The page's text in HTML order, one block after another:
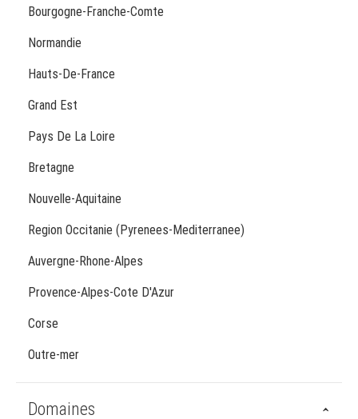
Bourgogne-Franche-Comte
Normandie
Hauts-De-France
Grand Est
Pays De La Loire
Bretagne
Nouvelle-Aquitaine
Region Occitanie (Pyrenees-Mediterranee)
Auvergne-Rhone-Alpes
Provence-Alpes-Cote D'Azur
Corse
Outre-mer
Domaines